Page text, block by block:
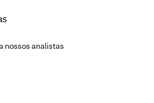
nossos analistas